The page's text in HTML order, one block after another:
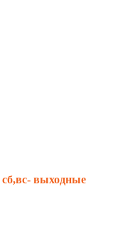
сб,вс- выходные